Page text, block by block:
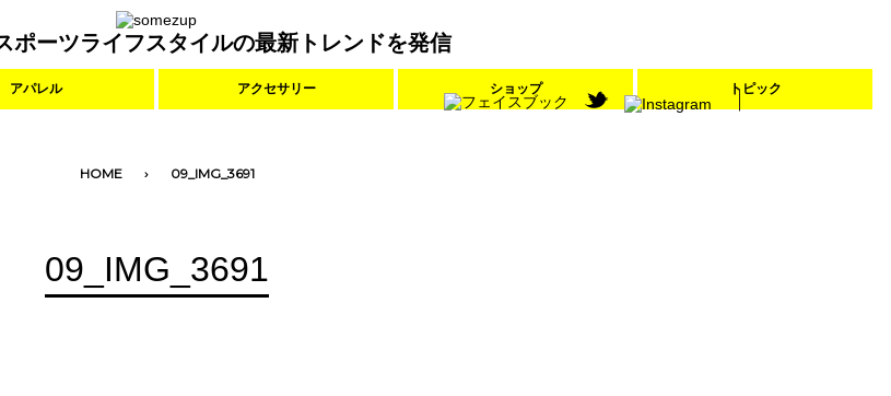
ポーツライフスタイルの最新トレンドを発信
アパレル アクセサリー ショップ トピック
HOME 09_IMG_3691
09_IMG_3691